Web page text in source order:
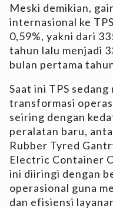
Meski demikian,
internasional ke
0,59%, yakni dari
tahun lalu menjadi
bulan pertama
Saat ini TPS
transformasi
seiring dengan
peralatan baru,
Rubber Tyred
Electric Container
ini diiringi dengan
operasional guna
dan efisiensi